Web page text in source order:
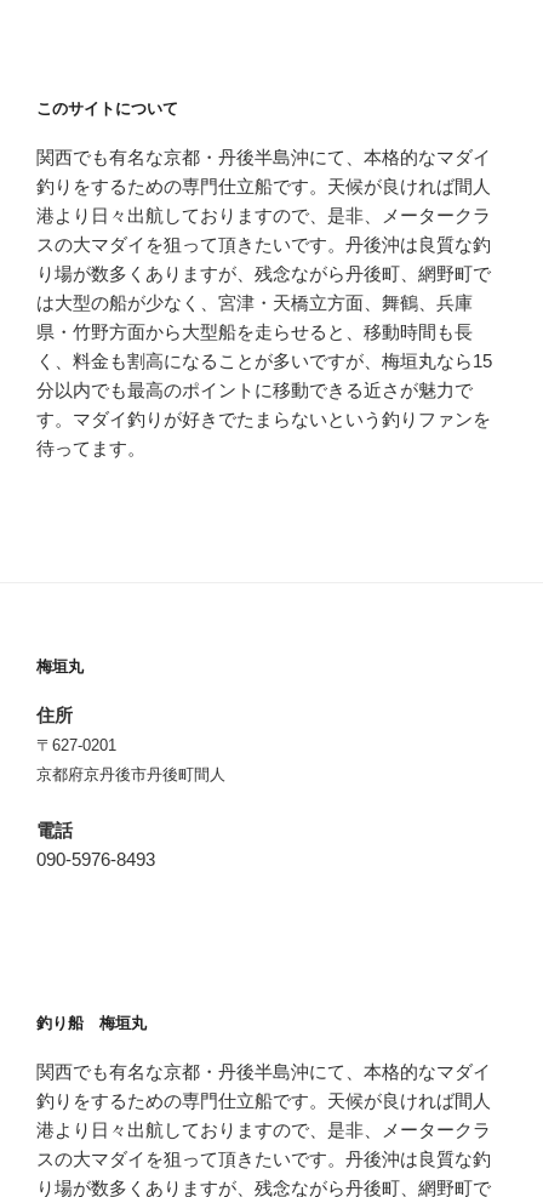
このサイトについて
関西でも有名な京都・丹後半島沖にて、本格的なマダイ
釣りをするための専門仕立船です。天候が良ければ間人
港より日々出航しておりますので、是非、メータークラ
スの大マダイを狙って頂きたいです。丹後沖は良質な釣
り場が数多くありますが、残念ながら丹後町、網野町で
は大型の船が少なく、宮津・天橋立方面、舞鶴、兵庫
県・竹野方面から大型船を走らせると、移動時間も長
く、料金も割高になることが多いですが、梅垣丸なら15
分以内でも最高のポイントに移動できる近さが魅力で
す。マダイ釣りが好きでたまらないという釣りファンを
待ってます。
梅垣丸
住所
〒627-0201
京都府京丹後市丹後町間人
電話
090-5976-8493
釣り船 梅垣丸
関西でも有名な京都・丹後半島沖にて、本格的なマダイ
釣りをするための専門仕立船です。天候が良ければ間人
港より日々出航しておりますので、是非、メータークラ
スの大マダイを狙って頂きたいです。丹後沖は良質な釣
り場が数多くありますが、残念ながら丹後町、網野町で